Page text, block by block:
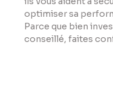
optimiser sa
Parce que bien
conseillé, faites